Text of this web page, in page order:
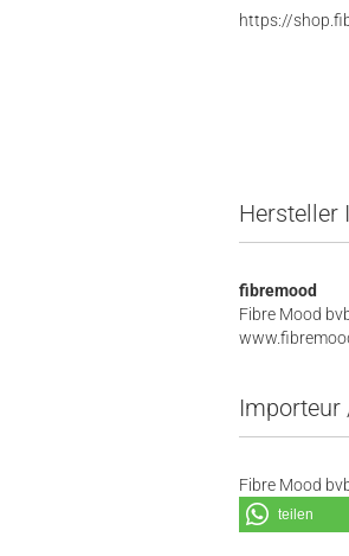
https://
Hersteller
fibremood
Fibre Mood
Importeur
Fibre Mood
teilen